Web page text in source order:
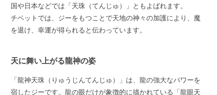
国や日本などでは「天珠（てんじゅ）」ともよばれます。
チベットでは、ジーをもつことで天地の神々の加護により、魔
を退け、幸運が得られると伝わっています。
天に舞い上がる龍神の姿
「龍神天珠（りゅうじんてんじゅ）」は、龍の強大なパワーを
宿したジーです。龍の眼だけが象徴的に描かれている「龍眼天